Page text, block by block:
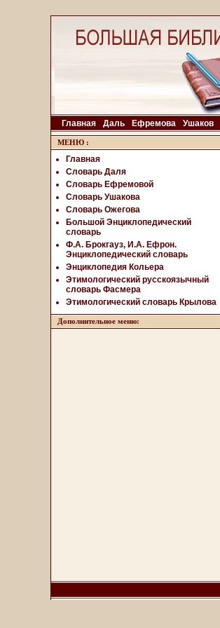
Главная Даль Ефремова Ушаков
МЕНЮ :
Главная
Словарь Даля
Словарь Ефремовой
Словарь Ушакова
Словарь Ожегова
Большой Энциклопедический
словарь
Ф.А. Брокгауз, И.А. Ефрон.
Энциклопедический словарь
Энциклопедия Кольера
Этимологический русскоязычный
словарь Фасмера
Этимологический словарь Крылова
Дополнительное меню: